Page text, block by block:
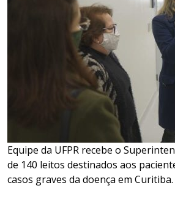
Equipe da UFPR recebe o
de 140 leitos destinados aos
casos graves da doença em